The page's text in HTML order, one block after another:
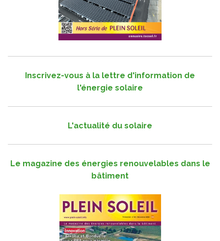
Inscrivez-vous à la lettre d'information de
l'énergie solaire
L'actualité du solaire
Le magazine des énergies renouvelables dans le
bâtiment